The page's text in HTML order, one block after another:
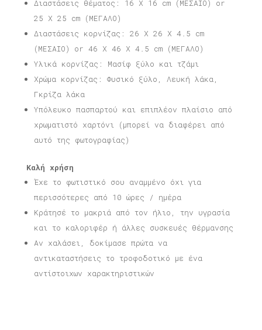
Διαστάσεις θέματος: 16 X 16 cm (ΜΕΣΑΙΟ) or
25 X 25 cm (ΜΕΓΑΛΟ)
Διαστάσεις κορνίζας: 26 X 26 X 4.5 cm
(ΜΕΣΑΙΟ) or 46 X 46 X 4.5 cm (ΜΕΓΑΛΟ)
Υλικά κορνίζας: Μασίφ ξύλο και τζάμι
Χρώμα κορνίζας: Φυσικό ξύλο, Λευκή λάκα,
Γκρίζα λάκα
Υπόλευκο πασπαρτού και επιπλέον πλαίσιο από
χρωματιστό χαρτόνι (μπορεί να διαφέρει από
αυτό της φωτογραφίας)
Καλή χρήση
Έχε το φωτιστικό σου αναμμένο όχι για
περισσότερες από 10 ώρες / ημέρα
Κράτησέ το μακριά από τον ήλιο, την υγρασία
και το καλοριφέρ ή άλλες συσκευές θέρμανσης
Αν χαλάσει, δοκίμασε πρώτα να
αντικαταστήσεις το τροφοδοτικό με ένα
αντίστοιχων χαρακτηριστικών